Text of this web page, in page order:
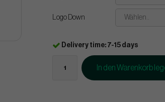
Logo Down Wählen..
Delivery time: 7-15 days
In den Warenkorb